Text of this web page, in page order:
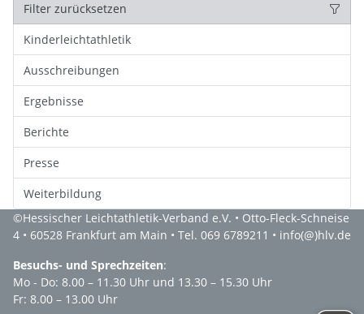
Filter zurücksetzen
Kinderleichtathletik
Ausschreibungen
Ergebnisse
Berichte
Presse
Weiterbildung
©Hessischer Leichtathletik-Verband e.V. • Otto-Fleck-Schneise
4 • 60528 Frankfurt am Main • Tel. 069 6789211 • info(@)hlv.de
Besuchs- und Sprechzeiten:
Mo - Do: 8.00 – 11.30 Uhr und 13.30 – 15.30 Uhr
Fr: 8.00 – 13.00 Uhr